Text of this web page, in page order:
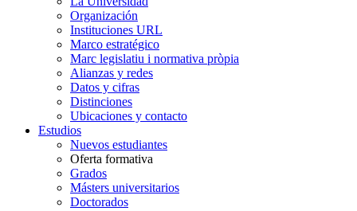
Organización
Instituciones URL
Marco estratégico
Marc legislatiu i normativa pròpia
Alianzas y redes
Datos y cifras
Distinciones
Ubicaciones y contacto
Estudios
Nuevos estudiantes
Oferta formativa
Grados
Másters universitarios
Doctorados